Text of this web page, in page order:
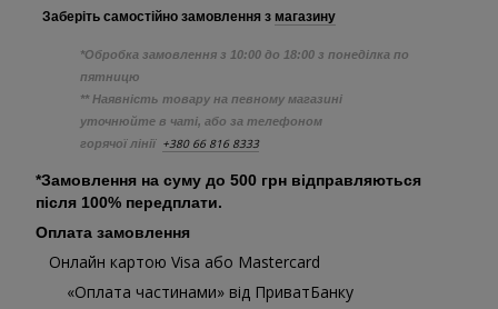
Заберіть самостійно замовлення з магазину
*Обробка замовлення з 10:00 до 18:00 з понеділка по
пятницю
** Наявність товару на певному магазині
уточнюйте в чаті, або за телефоном
горячої лінії +380 66 816 8333
*Замовлення на суму до 500 грн відправляються
після 100% передплати.
Оплата замовлення
Онлайн картою Visa або Mastercard
«Оплата частинами» від ПриватБанку